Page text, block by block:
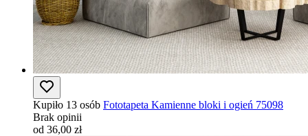
Kupiło 13 osób Fototapeta Kamienne bloki i ogień 75098
Brak opinii
od 36,00 zł